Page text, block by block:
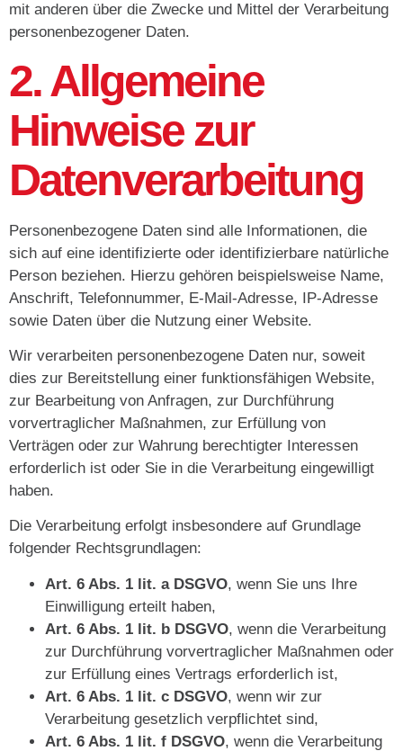
mit anderen über die Zwecke und Mittel der Verarbeitung
personenbezogener Daten.
2. Allgemeine
Hinweise zur
Datenverarbeitung
Personenbezogene Daten sind alle Informationen, die
sich auf eine identifizierte oder identifizierbare natürliche
Person beziehen. Hierzu gehören beispielsweise Name,
Anschrift, Telefonnummer, E-Mail-Adresse, IP-Adresse
sowie Daten über die Nutzung einer Website.
Wir verarbeiten personenbezogene Daten nur, soweit
dies zur Bereitstellung einer funktionsfähigen Website,
zur Bearbeitung von Anfragen, zur Durchführung
vorvertraglicher Maßnahmen, zur Erfüllung von
Verträgen oder zur Wahrung berechtigter Interessen
erforderlich ist oder Sie in die Verarbeitung eingewilligt
haben.
Die Verarbeitung erfolgt insbesondere auf Grundlage
folgender Rechtsgrundlagen:
Art. 6 Abs. 1 lit. a DSGVO, wenn Sie uns Ihre
Einwilligung erteilt haben,
Art. 6 Abs. 1 lit. b DSGVO, wenn die Verarbeitung
zur Durchführung vorvertraglicher Maßnahmen oder
zur Erfüllung eines Vertrags erforderlich ist,
Art. 6 Abs. 1 lit. c DSGVO, wenn wir zur
Verarbeitung gesetzlich verpflichtet sind,
Art. 6 Abs. 1 lit. f DSGVO, wenn die Verarbeitung